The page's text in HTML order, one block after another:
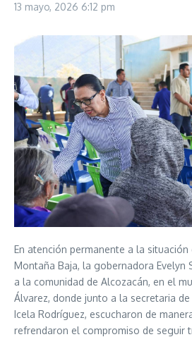
13 mayo, 2026 6:12 pm
En atención permanente a la
Montaña Baja, la gobernadora Evelyn
a la comunidad de Alcozacán, en el
Álvarez, donde junto a la secretaria
Icela Rodríguez, escucharon de
refrendaron el compromiso de seguir